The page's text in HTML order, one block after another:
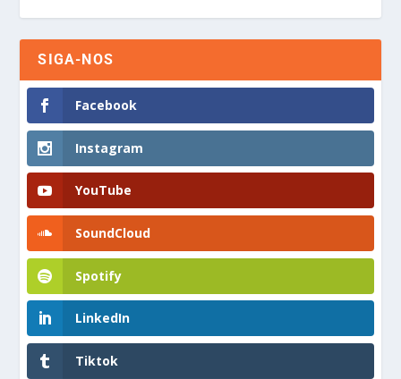
SIGA-NOS
Facebook
Instagram
YouTube
SoundCloud
Spotify
LinkedIn
Tiktok